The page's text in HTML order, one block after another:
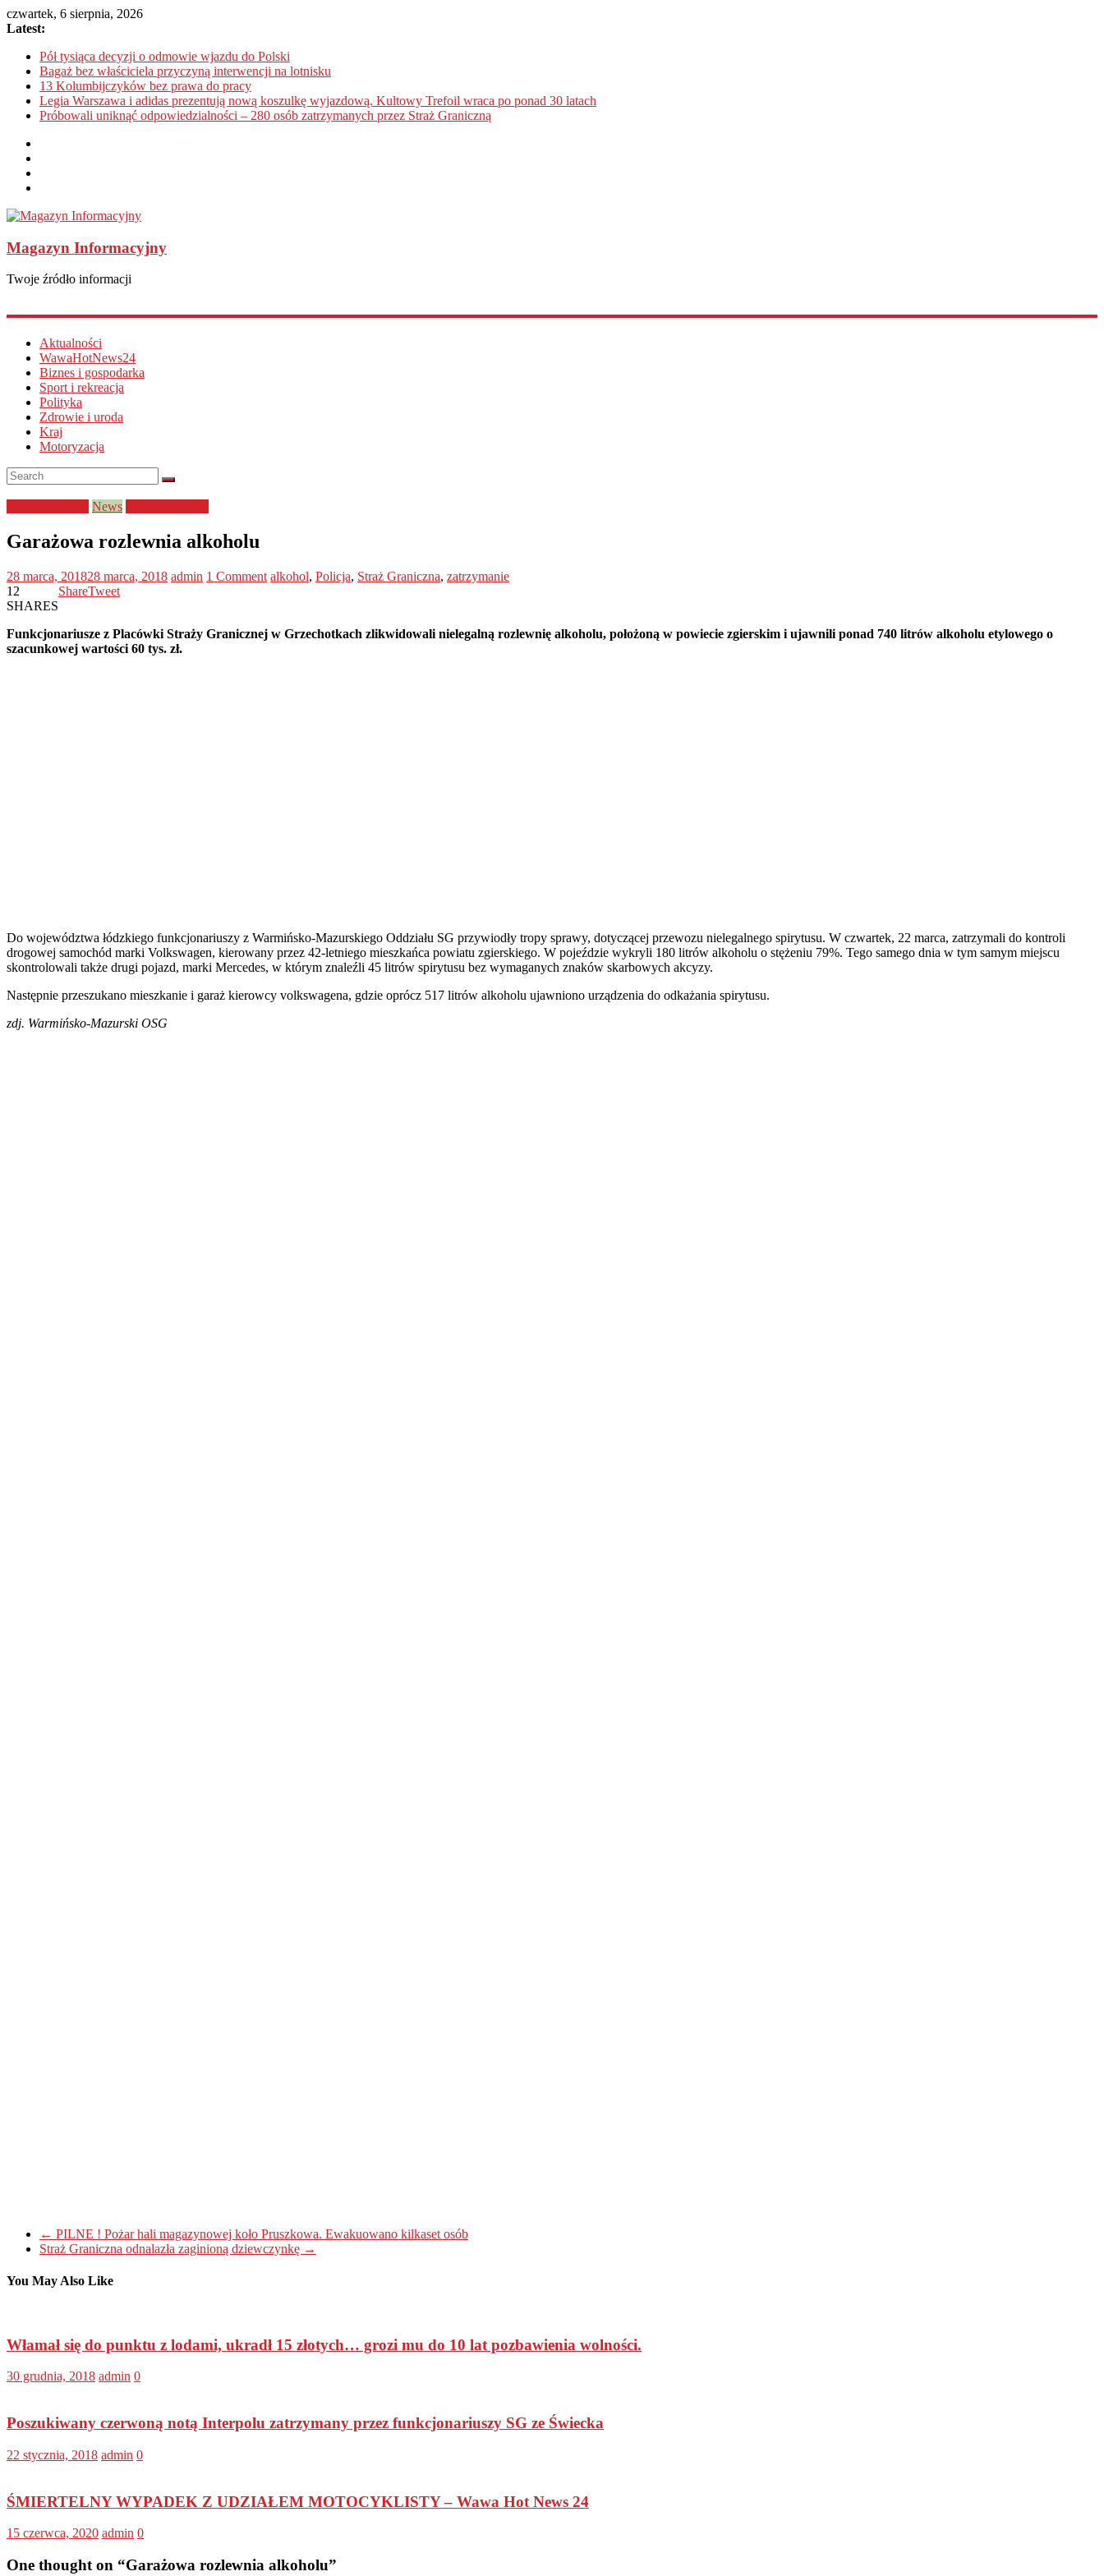
czwartek, 6 sierpnia, 2026
Latest:
Pół tysiąca decyzji o odmowie wjazdu do Polski
Bagaż bez właściciela przyczyną interwencji na lotnisku
13 Kolumbijczyków bez prawa do pracy
Legia Warszawa i adidas prezentują nową koszulkę wyjazdową. Kultowy Trefoil wraca po ponad 30 latach
Próbowali uniknąć odpowiedzialności – 280 osób zatrzymanych przez Straż Graniczną
Magazyn Informacyjny
Twoje źródło informacji
Aktualności
WawaHotNews24
Biznes i gospodarka
Sport i rekreacja
Polityka
Zdrowie i uroda
Kraj
Motoryzacja
News
Garażowa rozlewnia alkoholu
28 marca, 201828 marca, 2018 admin 1 Comment alkohol, Policja, Straż Graniczna, zatrzymanie
12
SHARES
ShareTweet
Funkcjonariusze z Placówki Straży Granicznej w Grzechotkach zlikwidowali nielegalną rozlewnię alkoholu, położoną w powiecie zgierskim i ujawnili ponad 740 litrów alkoholu etylowego o
szacunkowej wartości 60 tys. zł.
Do województwa łódzkiego funkcjonariuszy z Warmińsko-Mazurskiego Oddziału SG przywiodły tropy sprawy, dotyczącej przewozu nielegalnego spirytusu. W czwartek, 22 marca, zatrzymali do kontroli
drogowej samochód marki Volkswagen, kierowany przez 42-letniego mieszkańca powiatu zgierskiego. W pojeździe wykryli 180 litrów alkoholu o stężeniu 79%. Tego samego dnia w tym samym miejscu
skontrolowali także drugi pojazd, marki Mercedes, w którym znaleźli 45 litrów spirytusu bez wymaganych znaków skarbowych akcyzy.
Następnie przeszukano mieszkanie i garaż kierowcy volkswagena, gdzie oprócz 517 litrów alkoholu ujawniono urządzenia do odkażania spirytusu.
zdj. Warmińsko-Mazurski OSG
← PILNE ! Pożar hali magazynowej koło Pruszkowa. Ewakuowano kilkaset osób
Straż Graniczna odnalazła zaginioną dziewczynkę →
You May Also Like
Włamał się do punktu z lodami, ukradł 15 złotych… grozi mu do 10 lat pozbawienia wolności.
30 grudnia, 2018 admin 0
Poszukiwany czerwoną notą Interpolu zatrzymany przez funkcjonariuszy SG ze Świecka
22 stycznia, 2018 admin 0
ŚMIERTELNY WYPADEK Z UDZIAŁEM MOTOCYKLISTY – Wawa Hot News 24
15 czerwca, 2020 admin 0
One thought on “Garażowa rozlewnia alkoholu”